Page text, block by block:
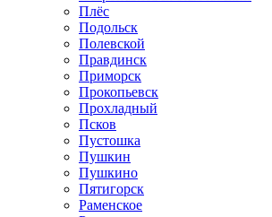
Плёс
Подольск
Полевской
Правдинск
Приморск
Прокопьевск
Прохладный
Псков
Пустошка
Пушкин
Пушкино
Пятигорск
Раменское